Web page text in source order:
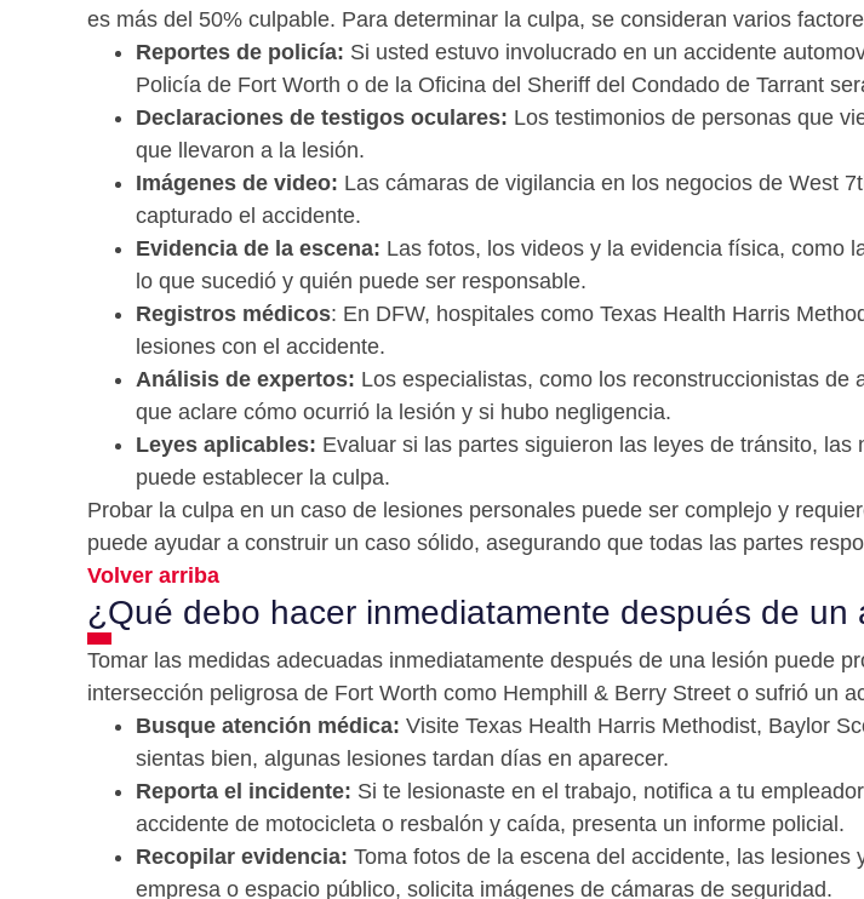
es más del 50% culpable. Para determinar la culpa, se consideran varios
Reportes de policía: Si usted estuvo involucrado en un accidente
Policía de Fort Worth o de la Oficina del Sheriff del Condado de Tarrant
Declaraciones de testigos oculares: Los testimonios de personas que
que llevaron a la lesión.
Imágenes de video: Las cámaras de vigilancia en los negocios de West
capturado el accidente.
Evidencia de la escena: Las fotos, los videos y la evidencia física, como
lo que sucedió y quién puede ser responsable.
Registros médicos: En DFW, hospitales como Texas Health Harris
lesiones con el accidente.
Análisis de expertos: Los especialistas, como los reconstruccionistas
que aclare cómo ocurrió la lesión y si hubo negligencia.
Leyes aplicables: Evaluar si las partes siguieron las leyes de tránsito,
puede establecer la culpa.
Probar la culpa en un caso de lesiones personales puede ser complejo y
puede ayudar a construir un caso sólido, asegurando que todas las partes
Volver arriba
¿Qué debo hacer inmediatamente después de
Tomar las medidas adecuadas inmediatamente después de una lesión puede
intersección peligrosa de Fort Worth como Hemphill & Berry Street o sufrió un
Busque atención médica: Visite Texas Health Harris Methodist, Baylor
sientas bien, algunas lesiones tardan días en aparecer.
Reporta el incidente: Si te lesionaste en el trabajo, notifica a tu
accidente de motocicleta o resbalón y caída, presenta un informe policial.
Recopilar evidencia: Toma fotos de la escena del accidente, las
empresa o espacio público, solicita imágenes de cámaras de seguridad.